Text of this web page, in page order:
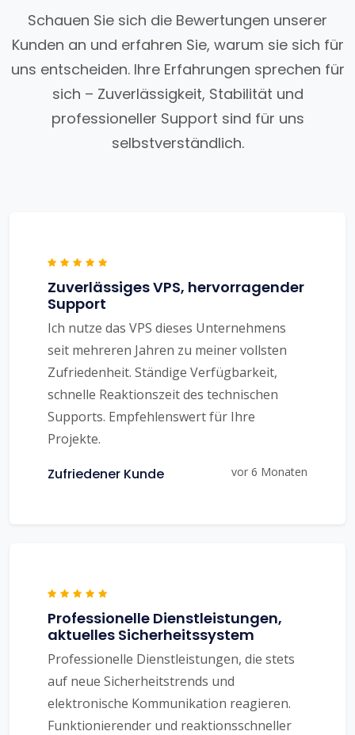
Schauen Sie sich die Bewertungen unserer
Kunden an und erfahren Sie, warum sie sich für
uns entscheiden. Ihre Erfahrungen sprechen für
sich – Zuverlässigkeit, Stabilität und
professioneller Support sind für uns
selbstverständlich.
Zuverlässiges VPS, hervorragender
Support
Ich nutze das VPS dieses Unternehmens
seit mehreren Jahren zu meiner vollsten
Zufriedenheit. Ständige Verfügbarkeit,
schnelle Reaktionszeit des technischen
Supports. Empfehlenswert für Ihre
Projekte.
Zufriedener Kunde vor 6 Monaten
Professionelle Dienstleistungen,
aktuelles Sicherheitssystem
Professionelle Dienstleistungen, die stets
auf neue Sicherheitstrends und
elektronische Kommunikation reagieren.
Funktionierender und reaktionsschneller